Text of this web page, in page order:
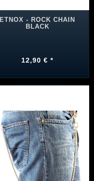
ETNOX - ROCK CHAIN
BLACK
12,90 € *